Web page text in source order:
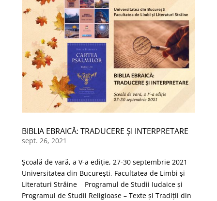
BIBLIA EBRAICĂ: TRADUCERE ŞI INTERPRETARE
sept. 26, 2021
Şcoală de vară, a V-a ediție, 27-30 septembrie 2021
Universitatea din București, Facultatea de Limbi și
Literaturi Străine Programul de Studii Iudaice şi
Programul de Studii Religioase – Texte şi Tradiţii din